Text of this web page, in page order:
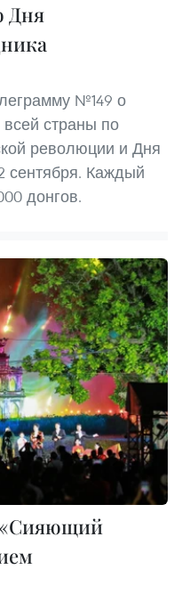
Дня
№149 о
страны по
революции и Дня
сентября. Каждый
донгов.
«Сияющий